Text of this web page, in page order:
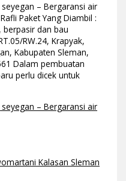
– Bergaransi air
Paket Yang Diambil :
berpasir dan bau
RW.24, Krapyak,
Kabupaten Sleman,
Dalam pembuatan
perlu dicek untuk
– Bergaransi air